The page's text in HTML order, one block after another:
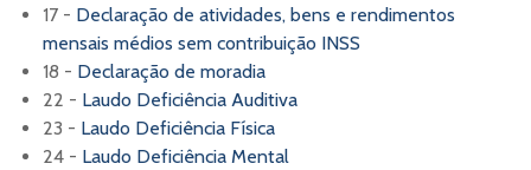
17 - Declaração de atividades, bens e rendimentos
mensais médios sem contribuição INSS
18 - Declaração de moradia
22 - Laudo Deficiência Auditiva
23 - Laudo Deficiência Física
24 - Laudo Deficiência Mental